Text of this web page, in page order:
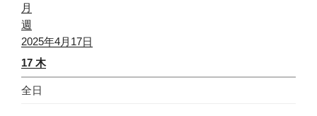
月
週
2025年4月17日
17 木
全日